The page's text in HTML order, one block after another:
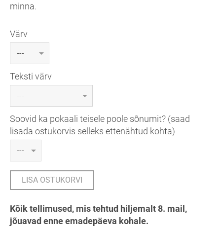
minna.
Värv
Teksti värv
Soovid ka pokaali teisele poole sõnumit? (saad
lisada ostukorvis selleks ettenähtud kohta)
LISA OSTUKORVI
Kõik tellimused, mis tehtud hiljemalt 8. mail,
jõuavad enne emadepäeva kohale.